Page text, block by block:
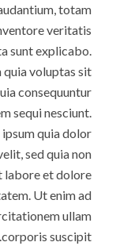
totam
veritatis
sunt explicabo.
voluptas sit
consequuntur
sequi nesciunt.
quia dolor
sed quia non
labore et dolore
Ut enim ad
ullam
corporis suscipit.